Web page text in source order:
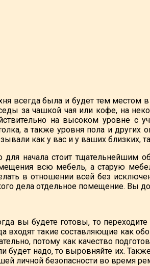
всегда была и будет тем местом
за чашкой чая или кофе, на
на высоком уровне с
а также уровня пола и других
как у вас и у ваших близких,
для начала стоит тщательнейшим
всю мебель, а старую
в отношении всей без
дела отдельное помещение. Вы
вы будете готовы, то
входят такие составляющие как
потому как качество
будет надо, то выровняйте их.
личной безопасности во время